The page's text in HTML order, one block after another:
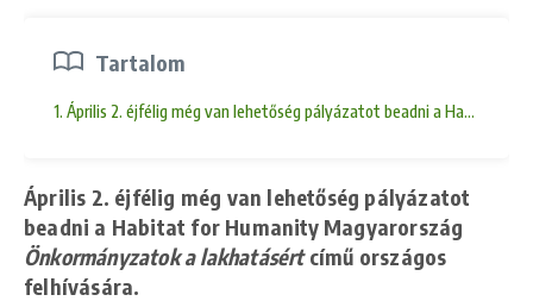
Tartalom
1. Április 2. éjfélig még van lehetőség pályázatot beadni a Habitat
Április 2. éjfélig még van lehetőség pályázatot
beadni a Habitat for Humanity Magyarország
Önkormányzatok a lakhatásértcímű országos
felhívására.